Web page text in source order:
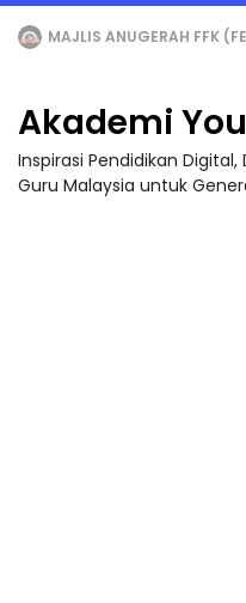
MAJLIS ANUGERAH FFK (FESTIVAL LENSA
Akademi
Inspirasi Pendidikan
Guru Malaysia untuk